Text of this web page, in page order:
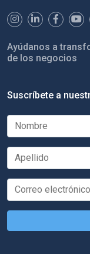
Ayúdanos a
de los negocios
Suscríbete a